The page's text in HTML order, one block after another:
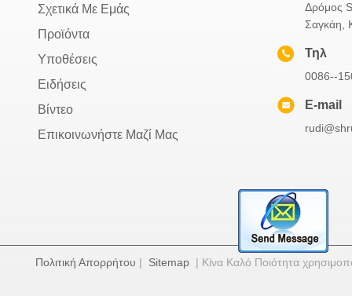
Σχετικά Με Εμάς
Προϊόντα
Υποθέσεις
Ειδήσεις
Βίντεο
Επικοινωνήστε Μαζί Μας
Δρόμος
Σαγκάη,
Τηλ
0086--
E-mail
Πολιτική Απορρήτου | Sitemap| Κίνα Καλό Ποιότητα